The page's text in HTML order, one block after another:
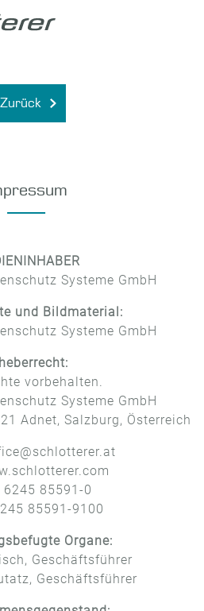
Zurück
Systeme GmbH
und Bildmaterial:
Systeme GmbH
vorbehalten.
Systeme GmbH
Adnet, Salzburg, Österreich
6245 85591-0
85591-9100
Organe:
Geschäftsführer
Geschäftsführer